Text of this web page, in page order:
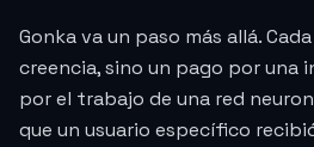
Gonka va un paso más allá. Cada
creencia, sino un pago por una
por el trabajo de una red
que un usuario específico